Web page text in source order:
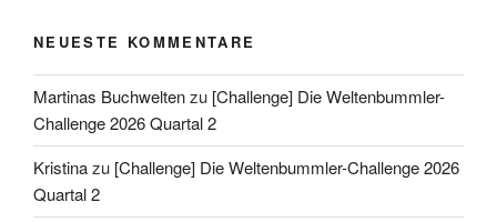
NEUESTE KOMMENTARE
Martinas Buchweltenzu [Challenge] Die Weltenbummler-
Challenge 2026 Quartal 2
Kristinazu [Challenge] Die Weltenbummler-Challenge 2026
Quartal 2